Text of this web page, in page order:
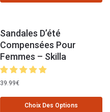
Sandales D’été
Compensées Pour
Femmes – Skilla
39.99€
Choix Des Options